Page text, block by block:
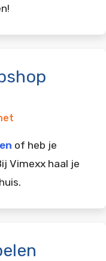
of heb je
Vimexx haal je